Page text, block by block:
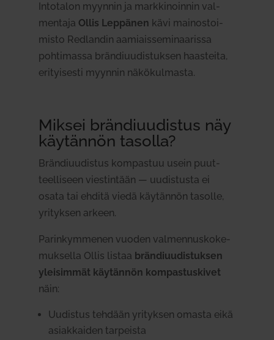
Into­talon myynnin ja mark­ki­noinnin val­
mentaja Ollis Lep­pänen kävi mai­nos­toi­
misto Red­landin aamiais­se­mi­naa­rissa
poh­ti­massa brän­di­uu­dis­tuksen haas­teita,
eri­tyi­sesti myynnin näkö­kul­masta.
Miksei brän­di­uu­distus näy
käy­tännön tasolla?
Brän­di­uu­distus kom­pastuu usein puut­
teel­liseen vies­tintään — uudis­tusta ei
osata tai ehditä viedä käy­tännön tasolle,
yri­tyksen arkeen.
Parin­kym­menen vuoden val­men­nus­ko­ke­
muk­sella Ollis listaa brän­di­uu­dis­tuksen
ylei­simmät käy­tännön kom­pas­tus­kivet
näin:
Uudistus tehdään yri­tyksen omasta eikä
asiak­kaiden tar­peista